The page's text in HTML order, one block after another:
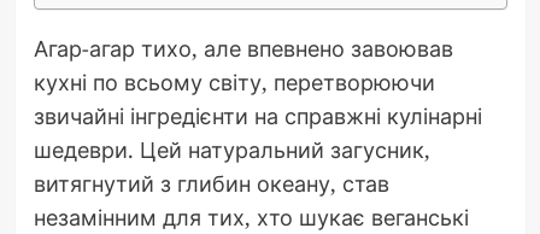
Агар-агар тихо, але впевнено завоював
кухні по всьому світу, перетворюючи
звичайні інгредієнти на справжні кулінарні
шедеври. Цей натуральний загусник,
витягнутий з глибин океану, став
незамінним для тих, хто шукає веганські